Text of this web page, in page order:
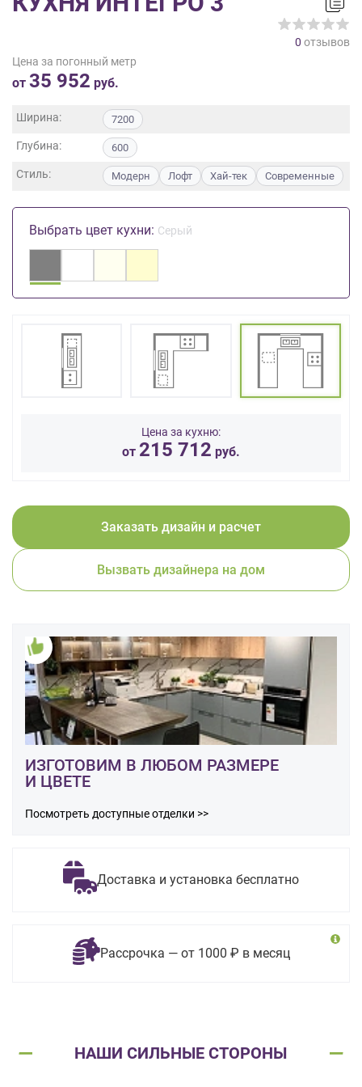
0 отзывов
Цена за погонный метр
от 35 952 руб.
Ширина: 7200
Глубина: 600
Стиль: Модерн Лофт Хай-тек Современные
Выбрать цвет кухни: Серый
Цена за кухню:
от 215 712 руб.
Заказать дизайн и расчет
Вызвать дизайнера на дом
ИЗГОТОВИМ В ЛЮБОМ РАЗМЕРЕ
И ЦВЕТЕ
Посмотреть доступные отделки >>
Доставка и установка бесплатно
Рассрочка — от 1000 ₽ в месяц
НАШИ СИЛЬНЫЕ СТОРОНЫ
данных ,
Согласие
обработку
данных
порядке
условиях
персональных